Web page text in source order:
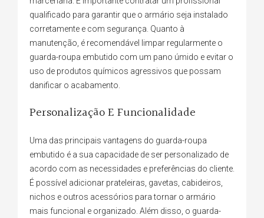
qualificado para garantir que o armário seja instalado
corretamente e com segurança. Quanto à
manutenção, é recomendável limpar regularmente o
guarda-roupa embutido com um pano úmido e evitar o
uso de produtos químicos agressivos que possam
danificar o acabamento.
Personalização E Funcionalidade
Uma das principais vantagens do guarda-roupa
embutido é a sua capacidade de ser personalizado de
acordo com as necessidades e preferências do cliente.
É possível adicionar prateleiras, gavetas, cabideiros,
nichos e outros acessórios para tornar o armário
mais funcional e organizado. Além disso, o guarda-